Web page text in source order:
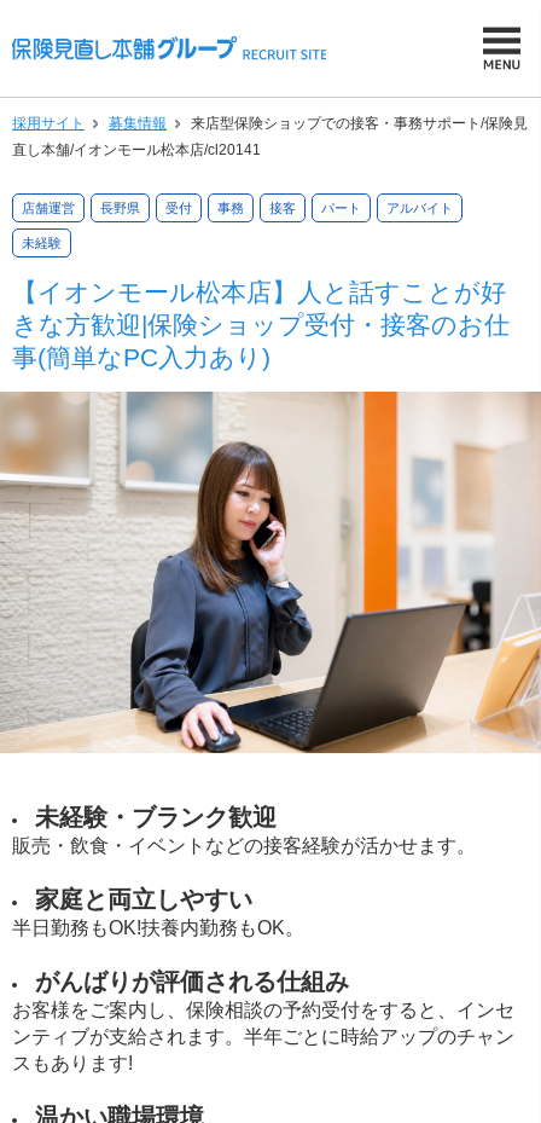
採用サイト 募集情報
来店型保険ショップでの接客・事務サポート/保険見
直し本舗/イオンモール松本店/cl20141
店舗運営 長野県 受付 事務 接客 パート アルバイト
未経験
【イオンモール松本店】人と話すことが好
きな方歓迎|保険ショップ受付・接客のお仕
事(簡単なPC入力あり)
未経験・ブランク歓迎
販売・飲食・イベントなどの接客経験が活かせます。
家庭と両立しやすい
半日勤務もOK!扶養内勤務もOK。
がんばりが評価される仕組み
お客様をご案内し、保険相談の予約受付をすると、インセ
ンティブが支給されます。半年ごとに時給アップのチャン
スもあります!
温かい職場環境